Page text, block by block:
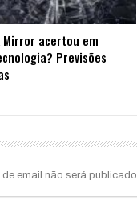
Mirror acertou em
Previsões
de email não será publicado.